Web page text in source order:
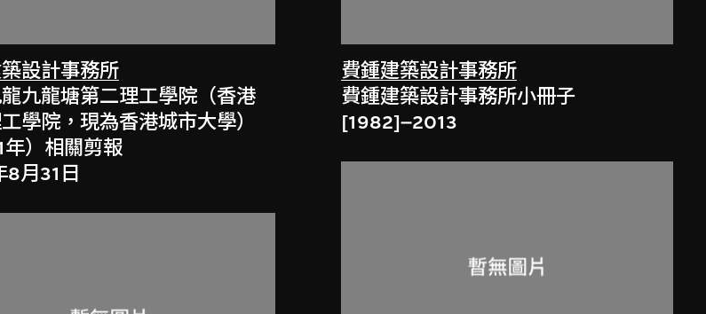
設計事務所
九龍塘第二理工學院（香港
學院，現為香港城市大學）
年）相關剪報
8月31日
費鍾建築設計事務所
費鍾建築設計事務所小冊子
[1982]–2013